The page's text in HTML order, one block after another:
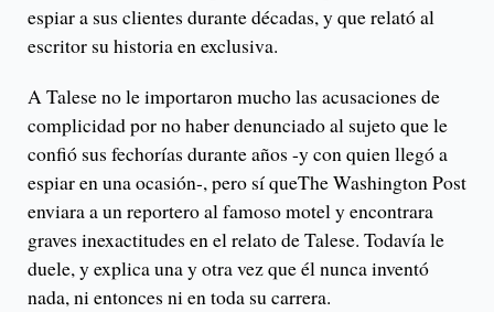
espiar a sus clientes durante décadas, y que relató al
escritor su historia en exclusiva.
A Talese no le importaron mucho las acusaciones de
complicidad por no haber denunciado al sujeto que le
confió sus fechorías durante años -y con quien llegó a
espiar en una ocasión-, pero sí queThe Washington Post
enviara a un reportero al famoso motel y encontrara
graves inexactitudes en el relato de Talese. Todavía le
duele, y explica una y otra vez que él nunca inventó
nada, ni entonces ni en toda su carrera.